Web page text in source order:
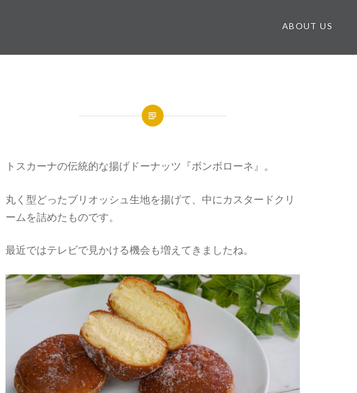
ABOUT US
トスカーナの伝統的な揚げドーナッツ『ボンボローネ』。
丸く型どったブリオッシュ生地を揚げて、中にカスタードクリ
ームを詰めたものです。
最近ではテレビで見かける機会も増えてきましたね。